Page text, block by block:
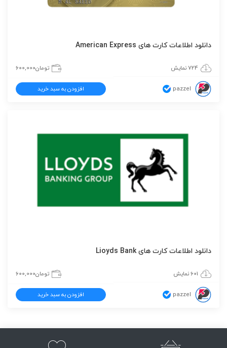
دانلود اطلاعات کارت های American Express
724 نمایش تومان600,000
pazzel افزودن به سبد خرید
دانلود اطلاعات کارت های Lioyds Bank
601 نمایش تومان600,000
pazzel افزودن به سبد خرید